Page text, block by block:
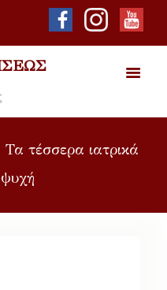
τέσσερα ιατρικά